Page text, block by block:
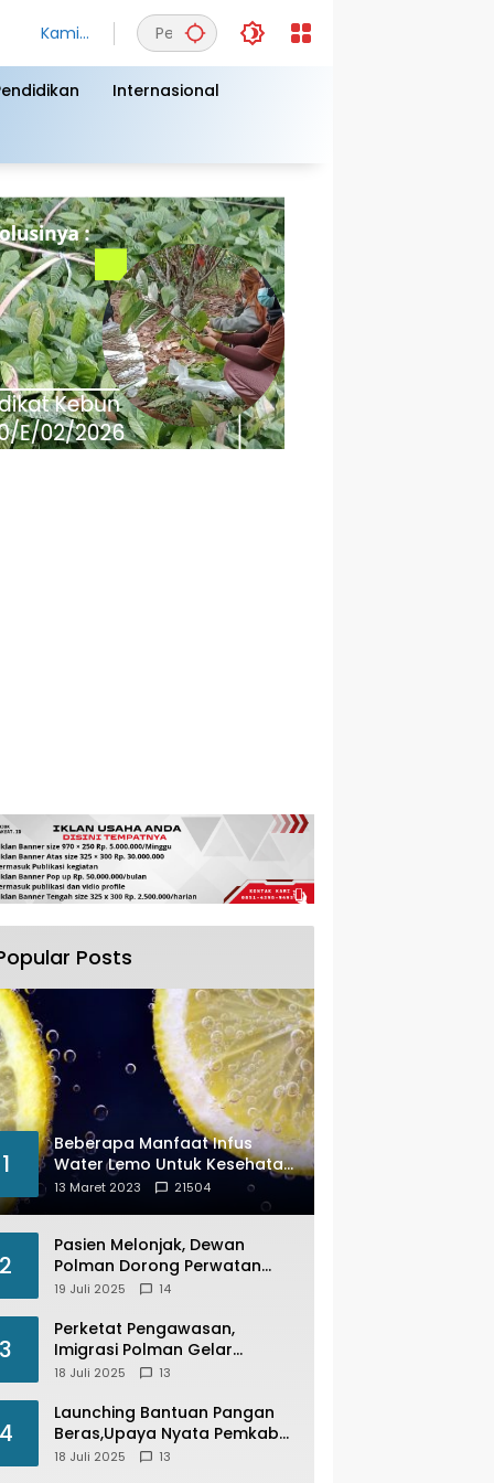
Kamis,
Agust
us
Internasional
Posts
1
Beberapa Manfaat Infus
Water Lemo Untuk Kesehatan
Anda
13 Maret 2023 21504
2
Pasien Melonjak, Dewan
Polman Dorong Perwatan
Inap PKM Wonomulyo
19 Juli 2025 14
3
Perketat Pengawasan,
Imigrasi Polman Gelar
Operasi Pengawasan
Serentak disemua Daerah di
Indonesia
18 Juli 2025 13
4
Launching Bantuan Pangan
Beras,Upaya Nyata Pemkab
Polman Stabilkan Harga
18 Juli 2025 13